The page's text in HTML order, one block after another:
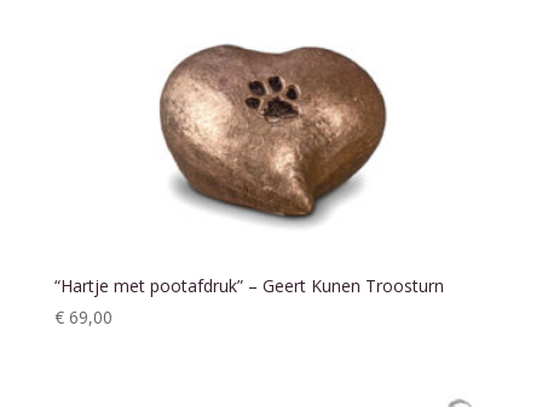
“Hartje met pootafdruk” – Geert Kunen Troosturn
€69,00